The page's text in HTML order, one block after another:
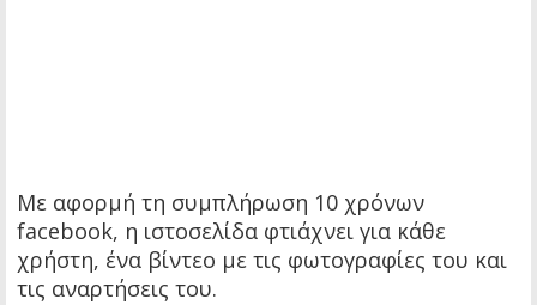
Με αφορμή τη συμπλήρωση 10 χρόνων
facebook, η ιστοσελίδα φτιάχνει για κάθε
χρήστη, ένα βίντεο με τις φωτογραφίες του και
τις αναρτήσεις του.